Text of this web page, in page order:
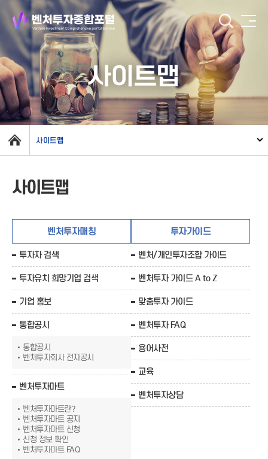
사이트맵
사이트맵
사이트맵
벤처투자매칭
투자자 검색
투자유치 희망기업 검색
기업 홍보
통합공시
통합공시
벤처투자회사 전자공시
벤처투자마트
벤처투자마트란?
벤처투자마트 공지
벤처투자마트 신청
신청 정보 확인
벤처투자마트 FAQ
투자가이드
벤처/개인투자조합 가이드
벤처투자 가이드 A to Z
맞춤투자 가이드
벤처투자 FAQ
용어사전
교육
벤처투자상담